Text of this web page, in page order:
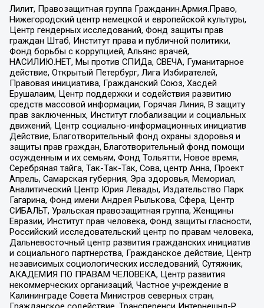
Лилит, Правозащитная группа Гражданин.Армия.Право,
Нижегородский центр немецкой и европейской культуры,
Центр гендерных исследований, Фонд защиты прав
граждан Штаб, Институт права и публичной политики,
Фонд борьбы с коррупцией, Альянс врачей,
НАСИЛИЮ.НЕТ, Мы против СПИДа, СВЕЧА, Гуманитарное
действие, Открытый Петербург, Лига Избирателей,
Правовая инициатива, Гражданский Союз, Хасдей
Ерушалаим, Центр поддержки и содействия развитию
средств массовой информации, Горячая Линия, В защиту
прав заключенных, Институт глобализации и социальных
движений, Центр социально-информационных инициатив
Действие, Благотворительный фонд охраны здоровья и
защиты прав граждан, Благотворительный фонд помощи
осужденным и их семьям, Фонд Тольятти, Новое время,
Серебряная тайга, Так-Так-Так, Сова, центр Анна, Проект
Апрель, Самарская губерния, Эра здоровья, Мемориал,
Аналитический Центр Юрия Левады, Издательство Парк
Гагарина, Фонд имени Андрея Рылькова, Сфера, Центр
СИБАЛЬТ, Уральская правозащитная группа, Женщины
Евразии, Институт прав человека, Фонд защиты гласности,
Российский исследовательский центр по правам человека,
Дальневосточный центр развития гражданских инициатив
и социального партнерства, Гражданское действие, Центр
независимых социологических исследований, Сутяжник,
АКАДЕМИЯ ПО ПРАВАМ ЧЕЛОВЕКА, Центр развития
некоммерческих организаций, Частное учреждение в
Калининграде Совета Министров северных стран,